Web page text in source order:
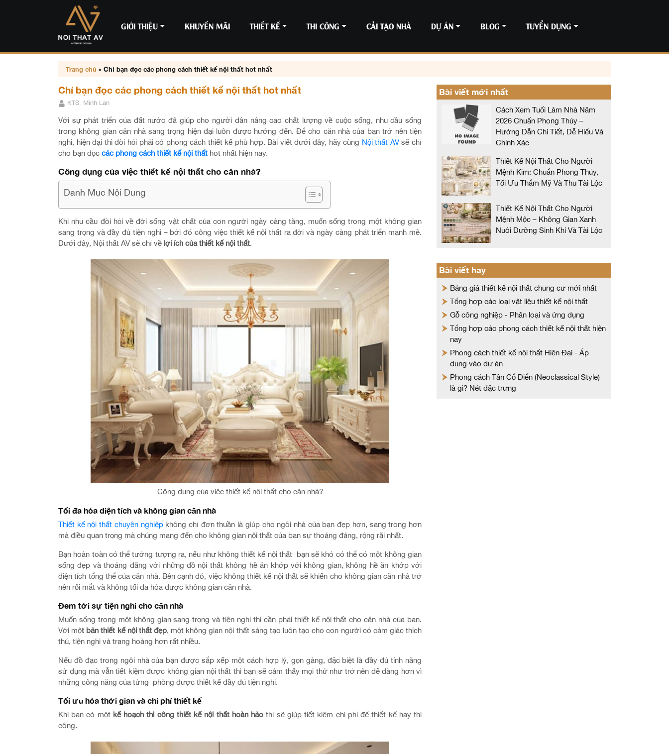
GIỚI THIỆU KHUYẾN MÃI THIẾT KẾ THI CÔNG CẢI TẠO NHÀ DỰ ÁN BLOG TUYỂN DỤNG
Trang chủ » Chỉ bạn đọc các phong cách thiết kế nội thất hot nhất
Chỉ bạn đọc các phong cách thiết kế nội thất hot nhất
KTS. Minh Lan
Với sự phát triển của đất nước đã giúp cho người dân nâng cao chất lượng về cuộc sống, nhu cầu sống
trong không gian căn nhà sang trọng hiện đại luôn được hướng đến. Để cho căn nhà của bạn trở nên tiện
nghi, hiện đại thì đòi hỏi phải có phong cách thiết kế phù hợp. Bài viết dưới đây, hãy cùng Nội thất AVsẽ chỉ
cho bạn đọc các phong cách thiết kế nội thất hot nhất hiện nay.
Công dụng của việc thiết kế nội thất cho căn nhà?
Danh Mục Nội Dung
Khi nhu cầu đòi hỏi về đời sống vật chất của con người ngày càng tăng, muốn sống trong một không gian
sang trọng và đầy đủ tiện nghi – bởi đó công việc thiết kế nội thất ra đời và ngày càng phát triển mạnh mẽ.
Dưới đây, Nội thất AV sẽ chỉ về lợi ích của thiết kế nội thất.
Công dụng của việc thiết kế nội thất cho căn nhà?
Tối đa hóa diện tích và không gian căn nhà
Thiết kế nội thất chuyên nghiệpkhông chỉ đơn thuần là giúp cho ngôi nhà của bạn đẹp hơn, sang trong hơn
mà điều quan trọng mà chúng mang đến cho không gian nội thất của bạn sự thoáng đáng, rộng rãi nhất.
Bạn hoàn toàn có thể tưởng tượng ra, nếu như không thiết kế nội thất bạn sẽ khó có thể có một không gian
sống đẹp và thoáng đãng với những đồ nội thất không hề ăn khớp với không gian, không hề ăn khớp với
diện tích tổng thể của căn nhà. Bên cạnh đó, việc không thiết kế nội thất sẽ khiến cho không gian căn nhà trở
nên rối mắt và không tối đa hóa được không gian căn nhà.
Đem tới sự tiện nghi cho căn nhà
Muốn sống trong một không gian sang trọng và tiện nghi thì cần phải thiết kế nội thất cho căn nhà của bạn.
Với một bản thiết kế nội thất đẹp, một không gian nội thất sáng tạo luôn tạo cho con người có cảm giác thích
thú, tiện nghi và trang hoàng hơn rất nhiều.
Nếu đồ đạc trong ngôi nhà của bạn được sắp xếp một cách hợp lý, gọn gàng, đặc biệt là đầy đủ tính năng
sử dụng mà vẫn tiết kiệm được không gian nội thất thì bạn sẽ cảm thấy mọi thứ như trở nên dễ dàng hơn vì
những công năng của từng phòng được thiết kế đầy đủ tiện nghi.
Tối ưu hóa thời gian và chi phí thiết kế
Khi bạn có mộtkế hoạch thi công thiết kế nội thất hoàn hảo thì sẽ giúp tiết kiệm chi phí để thiết kế hay thi
công.
Bài viết mới nhất
Cách Xem Tuổi Làm Nhà Năm
2026 Chuẩn Phong Thủy –
Hướng Dẫn Chi Tiết, Dễ Hiểu Và
Chính Xác
Thiết Kế Nội Thất Cho Người
Mệnh Kim: Chuẩn Phong Thủy,
Tối Ưu Thẩm Mỹ Và Thu Tài Lộc
Thiết Kế Nội Thất Cho Người
Mệnh Mộc – Không Gian Xanh
Nuôi Dưỡng Sinh Khí Và Tài Lộc
Bài viết hay
Bảng giá thiết kế nội thất chung cư mới nhất
Tổng hợp các loại vật liệu thiết kế nội thất
Gỗ công nghiệp - Phân loại và ứng dụng
Tổng hợp các phong cách thiết kế nội thất hiện
nay
Phong cách thiết kế nội thất Hiện Đại - Áp
dụng vào dự án
Phong cách Tân Cổ Điển (Neoclassical Style)
là gì? Nét đặc trưng